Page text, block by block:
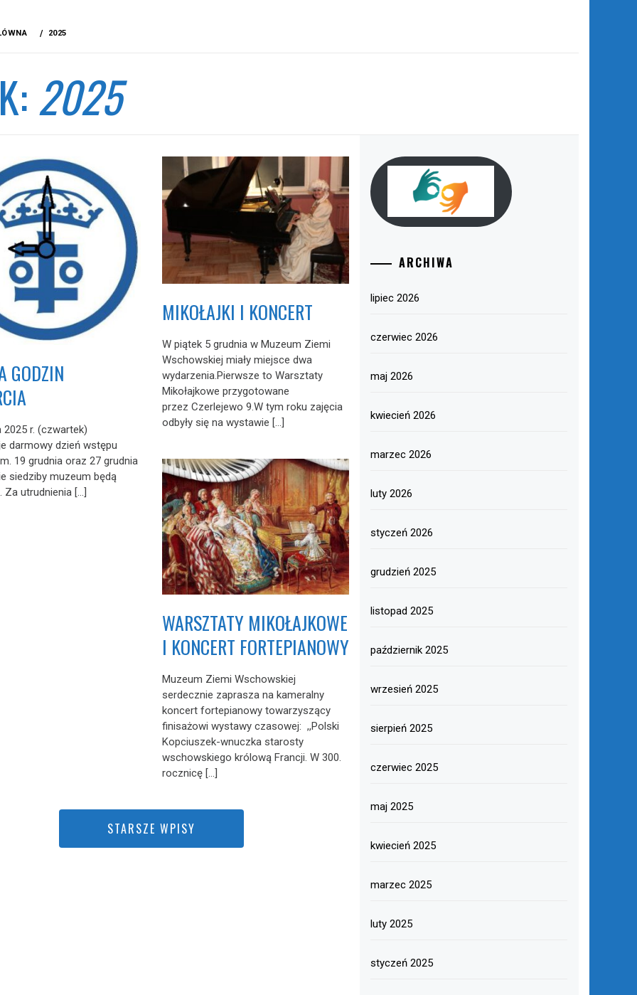
2025
2025
GODZIN
2025 r. (czwartek)
darmowy dzień wstępu
19 grudnia oraz 27 grudnia
siedziby muzeum będą
Za utrudnienia […]
MIKOŁAJKI I KONCERT
W piątek 5 grudnia w Muzeum Ziemi
Wschowskiej miały miejsce dwa
wydarzenia.Pierwsze to Warsztaty
Mikołajkowe przygotowane
przez Czerlejewo 9.W tym roku zajęcia
odbyły się na wystawie […]
WARSZTATY MIKOŁAJKOWE
I KONCERT FORTEPIANOWY
Muzeum Ziemi Wschowskiej
serdecznie zaprasza na kameralny
koncert fortepianowy towarzyszący
finisażowi wystawy czasowej: ,,Polski
Kopciuszek-wnuczka starosty
wschowskiego królową Francji. W 300.
rocznicę […]
STARSZE WPISY
ARCHIWA
lipiec 2026
czerwiec 2026
maj 2026
kwiecień 2026
marzec 2026
luty 2026
styczeń 2026
grudzień 2025
listopad 2025
październik 2025
wrzesień 2025
sierpień 2025
czerwiec 2025
maj 2025
kwiecień 2025
marzec 2025
luty 2025
styczeń 2025